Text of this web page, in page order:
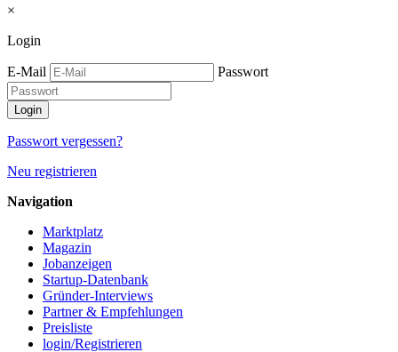
×
Login
E-Mail Passwort
Passwort vergessen?
Neu registrieren
Navigation
Marktplatz
Magazin
Jobanzeigen
Startup-Datenbank
Gründer-Interviews
Partner & Empfehlungen
Preisliste
login/Registrieren